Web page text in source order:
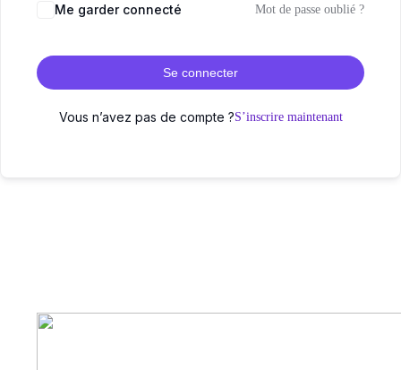
Me garder connecté Mot de passe oublié ?
Se connecter
Vous n’avez pas de compte ?S’inscrire maintenant